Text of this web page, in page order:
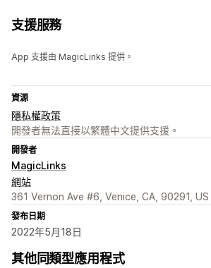
支援服務
App 支援由 MagicLinks 提供。
資源
隱私權政策
開發者無法直接以繁體中文提供支援。
開發者
MagicLinks
網站
361 Vernon Ave #6, Venice, CA, 90291, US
發布日期
2022年5月18日
其他同類型應用程式